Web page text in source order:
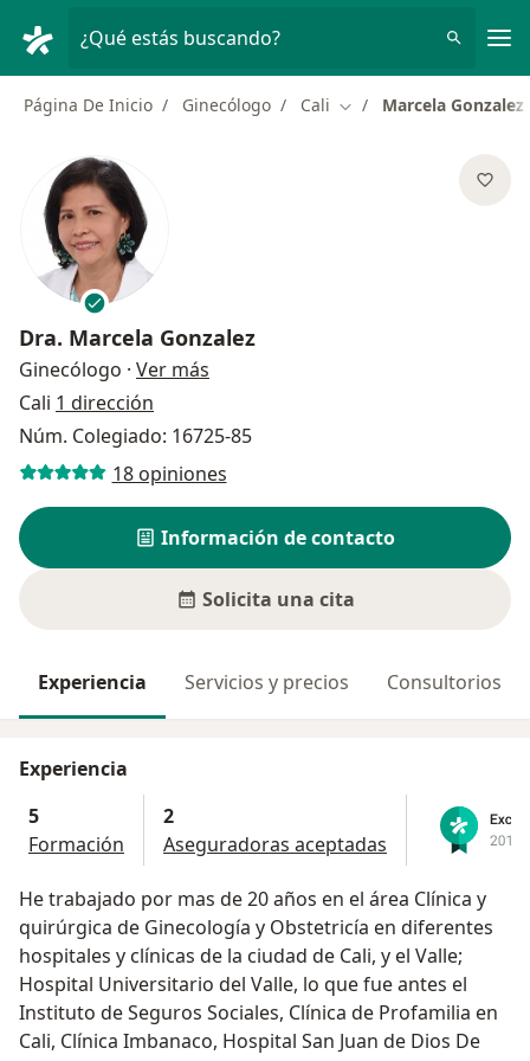
¿Qué estás buscando?
Página De Inicio Ginecólogo Cali Cambiar de ciudad
Marcela Gonzalez
Dra. Marcela Gonzalez
Ginecólogo · Ver más
Cali 1 dirección
Núm. Colegiado: 16725-85
18 opiniones
Información de contacto
Solicita una cita
Experiencia Servicios y precios Consultorios
Experiencia
5
Formación
2
Aseguradoras aceptadas
He trabajado por mas de 20 años en el área Clínica y
quirúrgica de Ginecología y Obstetricía en diferentes
hospitales y clínicas de la ciudad de Cali, y el Valle;
Hospital Universitario del Valle, lo que fue antes el
Instituto de Seguros Sociales, Clínica de Profamilia en
Cali, Clínica Imbanaco, Hospital San Juan de Dios De